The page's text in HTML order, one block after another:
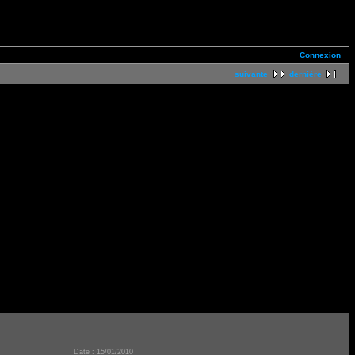
Connexion
suivante dernière
Date : 15/01/2010